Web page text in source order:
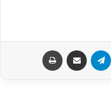
واتساب تيلقرام مشاركة عبر البريد